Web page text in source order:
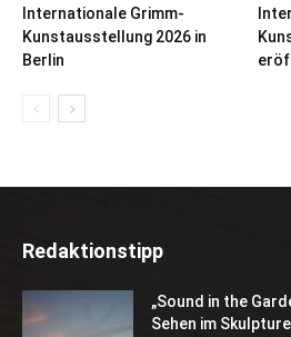
Internationale Grimm-
Kunstausstellung 2026 in
Berlin
Redaktionstipp
„Sound in the
Sehen im